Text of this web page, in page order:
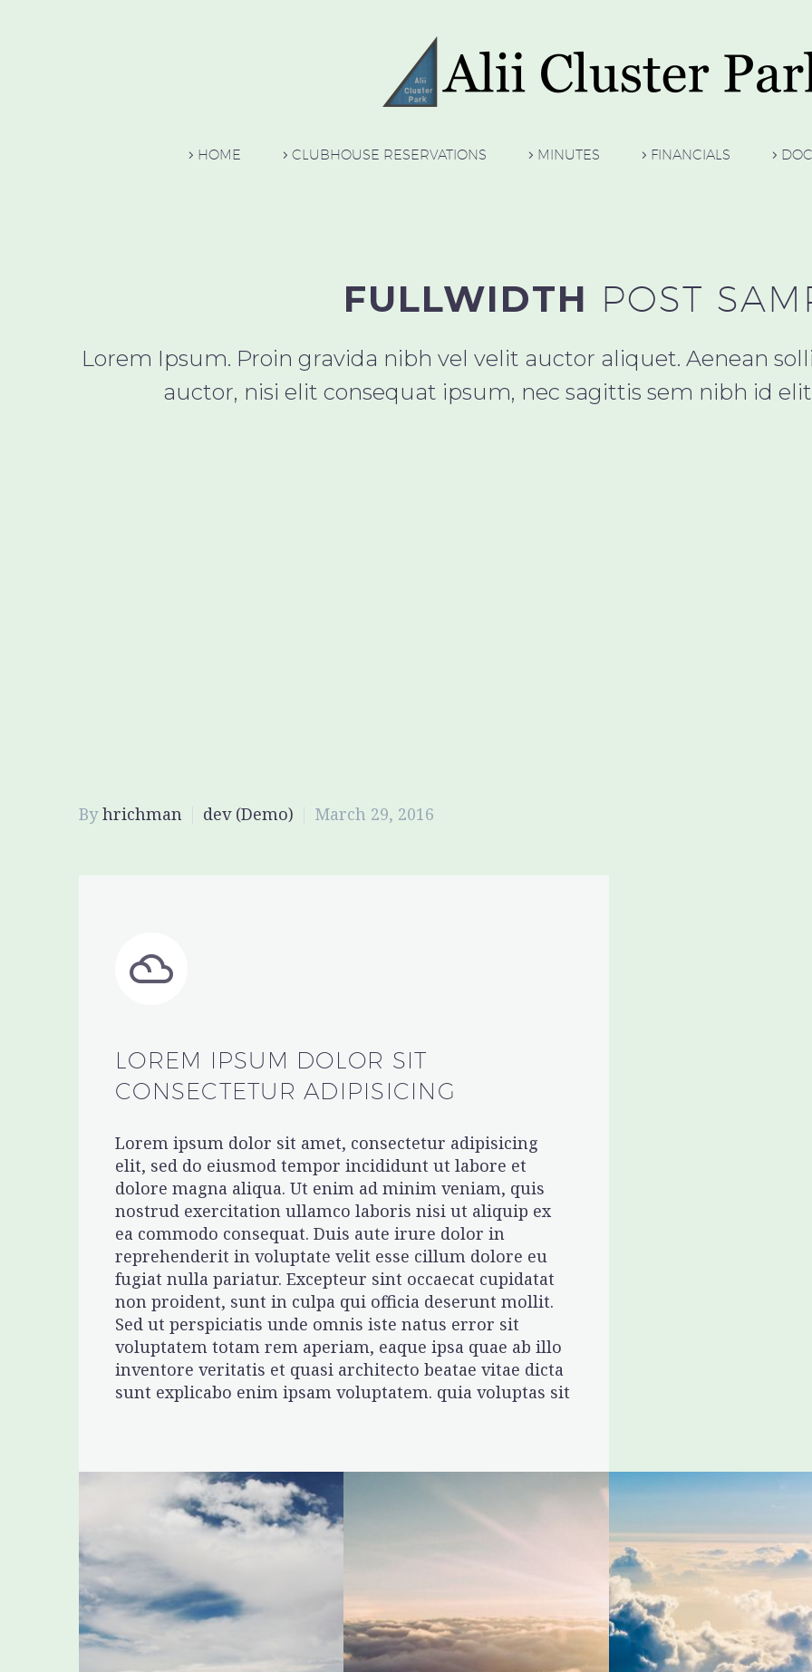
HOME CLUBHOUSE RESERVATIONS MINUTES FINANCIALS
FULLWIDTH POST
Lorem Ipsum. Proin gravida nibh vel velit auctor aliquet. Aenean
auctor, nisi elit consequat ipsum, nec sagittis sem nibh id
Byhrichman dev (Demo) March 29, 2016


LOREM IPSUM DOLOR SIT
CONSECTETUR ADIPISICING
Lorem ipsum dolor sit amet, consectetur adipisicing
elit, sed do eiusmod tempor incididunt ut labore et
dolore magna aliqua. Ut enim ad minim veniam, quis
nostrud exercitation ullamco laboris nisi ut aliquip ex
ea commodo consequat. Duis aute irure dolor in
reprehenderit in voluptate velit esse cillum dolore eu
fugiat nulla pariatur. Excepteur sint occaecat cupidatat
non proident, sunt in culpa qui officia deserunt mollit.
Sed ut perspiciatis unde omnis iste natus error sit
voluptatem totam rem aperiam, eaque ipsa quae ab illo
inventore veritatis et quasi architecto beatae vitae dicta
sunt explicabo enim ipsam voluptatem. quia voluptas sit